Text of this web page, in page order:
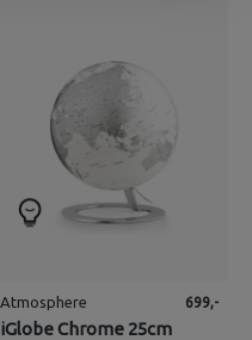
Atmosphere
iGlobe Chrome 25cm
699,-